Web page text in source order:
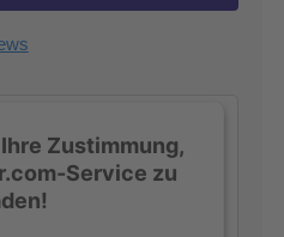
Zustimmung,
Service zu